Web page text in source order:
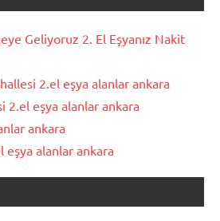
Geliyoruz 2. El Eşyanız Nakit
2.el eşya alanlar ankara
2.el eşya alanlar ankara
ankara
eşya alanlar ankara